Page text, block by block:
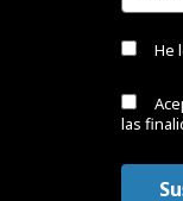
He
las